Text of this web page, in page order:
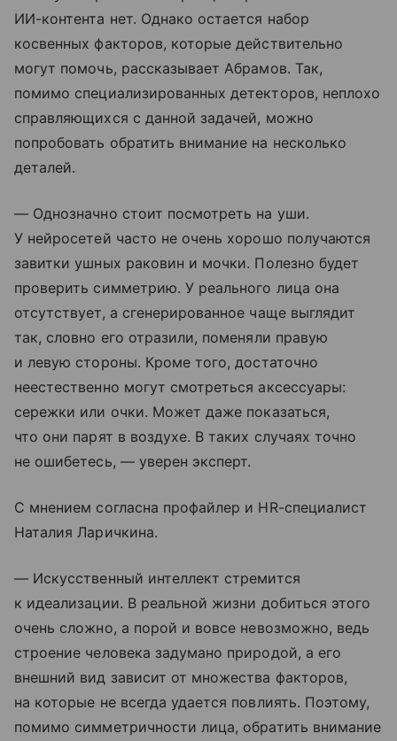
ИИ-контента нет. Однако остается набор
косвенных факторов, которые действительно
могут помочь, рассказывает Абрамов. Так,
помимо специализированных детекторов, неплохо
справляющихся с данной задачей, можно
попробовать обратить внимание на несколько
деталей.
— Однозначно стоит посмотреть на уши.
У нейросетей часто не очень хорошо получаются
завитки ушных раковин и мочки. Полезно будет
проверить симметрию. У реального лица она
отсутствует, а сгенерированное чаще выглядит
так, словно его отразили, поменяли правую
и левую стороны. Кроме того, достаточно
неестественно могут смотреться аксессуары:
сережки или очки. Может даже показаться,
что они парят в воздухе. В таких случаях точно
не ошибетесь, — уверен эксперт.
С мнением согласна профайлер и HR-специалист
Наталия Ларичкина.
— Искусственный интеллект стремится
к идеализации. В реальной жизни добиться этого
очень сложно, а порой и вовсе невозможно, ведь
строение человека задумано природой, а его
внешний вид зависит от множества факторов,
на которые не всегда удается повлиять. Поэтому,
помимо симметричности лица, обратить внимание